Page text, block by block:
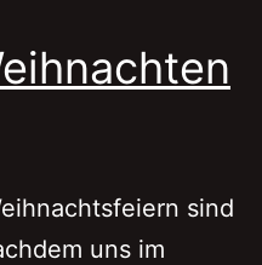
sind
uns im